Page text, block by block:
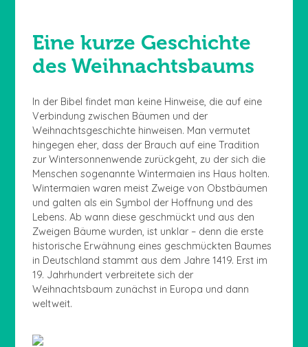
Eine kurze Geschichte
des Weihnachtsbaums
In der Bibel findet man keine Hinweise, die auf eine
Verbindung zwischen Bäumen und der
Weihnachtsgeschichte hinweisen. Man vermutet
hingegen eher, dass der Brauch auf eine Tradition
zur Wintersonnenwende zurückgeht, zu der sich die
Menschen sogenannte Wintermaien ins Haus holten.
Wintermaien waren meist Zweige von Obstbäumen
und galten als ein Symbol der Hoffnung und des
Lebens. Ab wann diese geschmückt und aus den
Zweigen Bäume wurden, ist unklar – denn die erste
historische Erwähnung eines geschmückten Baumes
in Deutschland stammt aus dem Jahre 1419. Erst im
19. Jahrhundert verbreitete sich der
Weihnachtsbaum zunächst in Europa und dann
weltweit.